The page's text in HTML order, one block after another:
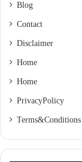
Blog
Contact
Disclaimer
Home
Home
Privacy Policy
Terms & Conditions